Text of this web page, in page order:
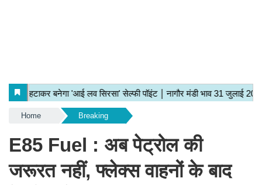
Home Breaking
E85 Fuel : अब पेट्रोल की
जरूरत नहीं, फ्लेक्स वाहनों के बाद